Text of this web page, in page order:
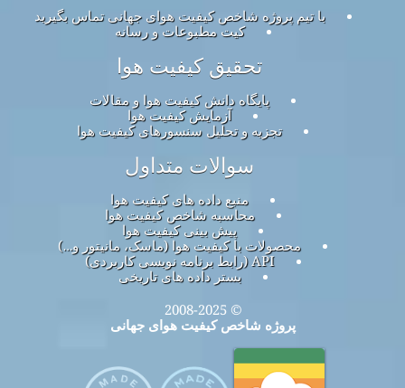
با تیم پروژه شاخص کیفیت هوای جهانی تماس بگیرید
کیت مطبوعات و رسانه
تحقیق کیفیت هوا
پایگاه دانش کیفیت هوا و مقالات
آزمایش کیفیت هوا
تجزیه و تحلیل سنسورهای کیفیت هوا
سوالات متداول
منبع داده های کیفیت هوا
محاسبه شاخص کیفیت هوا
پیش بینی کیفیت هوا
محصولات با کیفیت هوا (ماسک، مانیتور و…)
API (رابط برنامه نویسی کاربردی)
بستر داده های تاریخی
© 2008-2025
پروژه شاخص کیفیت هوای جهانی